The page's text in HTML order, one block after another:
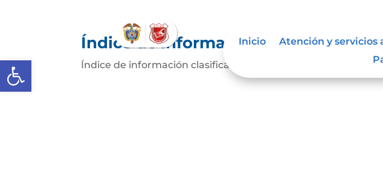
Abrir barra de herramientas
Inicio Atención y servicios
Índice de información clasificada y
Índice de información clasificada y reservadaDescarga